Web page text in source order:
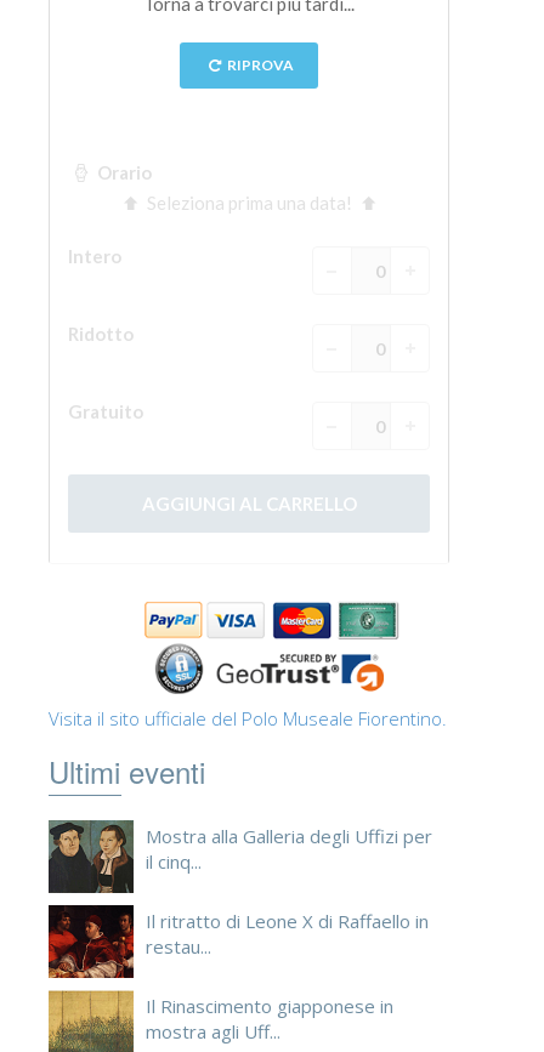
Museo Galileo
Prenota una visita guidata
Visita il sito ufficiale del Polo Museale Fiorentino.
Ultimi eventi
Mostra alla Galleria degli Uffizi per
il cinq...
Il ritratto di Leone X di Raffaello in
restau...
Il Rinascimento giapponese in
mostra agli Uff...